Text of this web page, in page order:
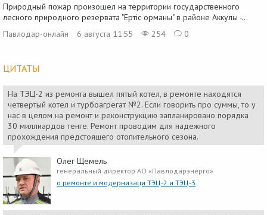
Природный пожар произошел на территории государственного
лесного природного резервата "Ертіс орманы" в районе Аккулы -...
Павлодар-онлайн
6 августа 11:55 254 0
ЦИТАТЫ
На ТЭЦ-2 из ремонта вышел пятый котел, в ремонте находятся
четвертый котел и турбоагрегат №2. Если говорить про суммы, то у
нас в целом на ремонт и реконструкцию запланировано порядка
30 миллиардов тенге. Ремонт проводим для надежного
прохождения предстоящего отопительного сезона.
Олег Щемель
генеральный директор АО «Павлодарэнерго»
о ремонте и модернизаци ТЭЦ-2 и ТЭЦ-3